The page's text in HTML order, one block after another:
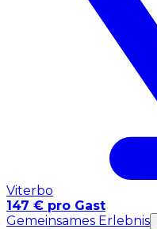
Viterbo
147 € pro Gast
Gemeinsames Erlebnis